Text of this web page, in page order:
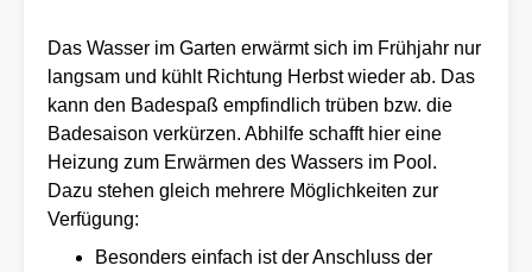
Das Wasser im Garten erwärmt sich im Frühjahr nur
langsam und kühlt Richtung Herbst wieder ab. Das
kann den Badespaß empfindlich trüben bzw. die
Badesaison verkürzen. Abhilfe schafft hier eine
Heizung zum Erwärmen des Wassers im Pool.
Dazu stehen gleich mehrere Möglichkeiten zur
Verfügung:
Besonders einfach ist der Anschluss der